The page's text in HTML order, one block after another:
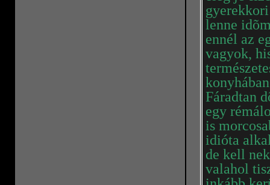
lenne
ennél az
vagyok,
Fáradtan
egy
is
idióta
de kell
valahol